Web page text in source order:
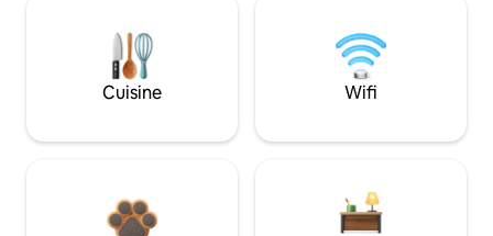
Cuisine Wifi